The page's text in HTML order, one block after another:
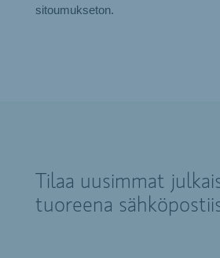
sitoumukseton.
Tilaa uusimmat
tuoreena